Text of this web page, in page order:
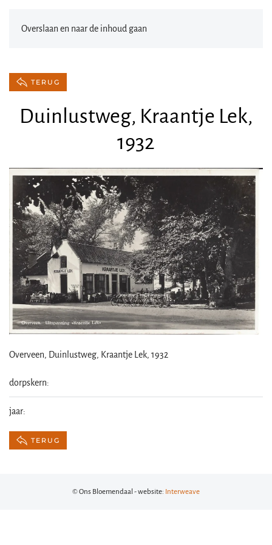
Overslaan en naar de inhoud gaan
TERUG
Duinlustweg, Kraantje Lek,
1932
Overveen, Duinlustweg, Kraantje Lek, 1932
dorpskern:
jaar:
TERUG
© Ons Bloemendaal - website: Interweave